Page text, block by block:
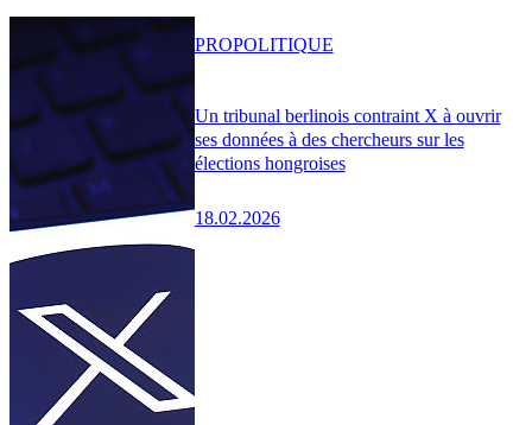
Un tribunal berlinois contraint X à ouvrir
ses données à des chercheurs sur les
élections hongroises
18.02.2026
PROPOLITIQUE